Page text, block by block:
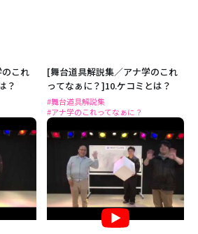
これ
？
[舞台道具解説集／アナ学のこれ
ってなぁに？]10.ケコミとは？
#舞台道具解説集
#アナ学のこれってなぁに？